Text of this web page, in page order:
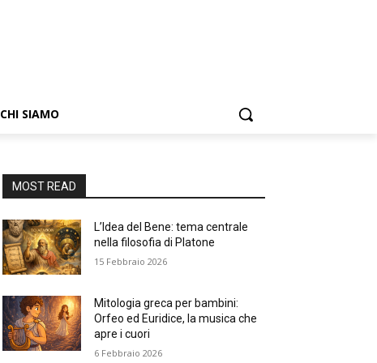
CHI SIAMO
MOST READ
L’Idea del Bene: tema centrale
nella filosofia di Platone
15 Febbraio 2026
Mitologia greca per bambini:
Orfeo ed Euridice, la musica che
apre i cuori
6 Febbraio 2026